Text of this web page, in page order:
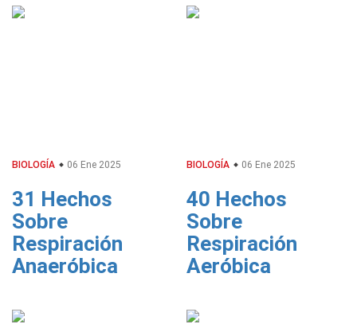
BIOLOGÍA 06 Ene 2025
31 Hechos
Sobre
Respiración
Anaeróbica
BIOLOGÍA 06 Ene 2025
40 Hechos
Sobre
Respiración
Aeróbica